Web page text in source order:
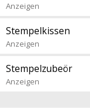
Anzeigen
Stempelkissen
Anzeigen
Stempelzubeör
Anzeigen